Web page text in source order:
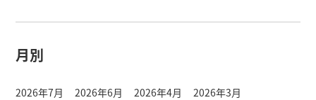
月別
2026年7月 2026年6月 2026年4月
2026年3月